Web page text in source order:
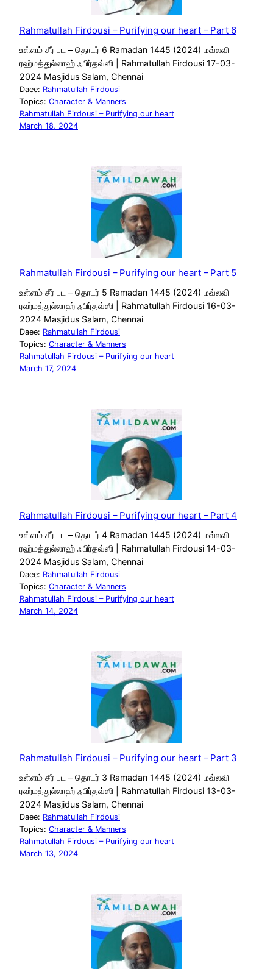
Rahmatullah Firdousi – Purifying our heart – Part 6
உள்ளம் சீர் பட – தொடர் 6 Ramadan 1445 (2024) மவ்லவி
ரஹ்மத்துல்லாஹ் ஃபிர்தவ்ஸி | Rahmatullah Firdousi 17-03-
2024 Masjidus Salam, Chennai
Daee: Rahmatullah Firdousi
Topics: Character & Manners
Rahmatullah Firdousi – Purifying our heart
March 18, 2024
Rahmatullah Firdousi – Purifying our heart – Part 5
உள்ளம் சீர் பட – தொடர் 5 Ramadan 1445 (2024) மவ்லவி
ரஹ்மத்துல்லாஹ் ஃபிர்தவ்ஸி | Rahmatullah Firdousi 16-03-
2024 Masjidus Salam, Chennai
Daee: Rahmatullah Firdousi
Topics: Character & Manners
Rahmatullah Firdousi – Purifying our heart
March 17, 2024
Rahmatullah Firdousi – Purifying our heart – Part 4
உள்ளம் சீர் பட – தொடர் 4 Ramadan 1445 (2024) மவ்லவி
ரஹ்மத்துல்லாஹ் ஃபிர்தவ்ஸி | Rahmatullah Firdousi 14-03-
2024 Masjidus Salam, Chennai
Daee: Rahmatullah Firdousi
Topics: Character & Manners
Rahmatullah Firdousi – Purifying our heart
March 14, 2024
Rahmatullah Firdousi – Purifying our heart – Part 3
உள்ளம் சீர் பட – தொடர் 3 Ramadan 1445 (2024) மவ்லவி
ரஹ்மத்துல்லாஹ் ஃபிர்தவ்ஸி | Rahmatullah Firdousi 13-03-
2024 Masjidus Salam, Chennai
Daee: Rahmatullah Firdousi
Topics: Character & Manners
Rahmatullah Firdousi – Purifying our heart
March 13, 2024